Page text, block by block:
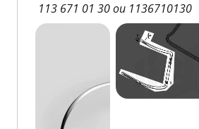
113 671 01 30 ou 1136710130